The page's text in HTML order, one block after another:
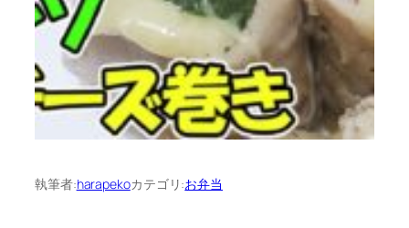
執筆者:harapekoカテゴリ:お弁当